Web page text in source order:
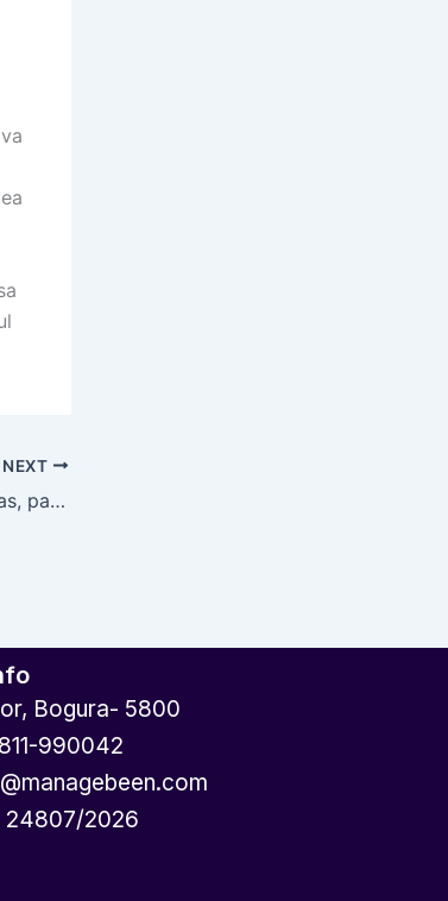
NEXT
Cand ei ajuns in la Las Vegas, pacanelele sunt extrem de simbolul cazinourilor
Bogura- 5800
990042
24807/2026